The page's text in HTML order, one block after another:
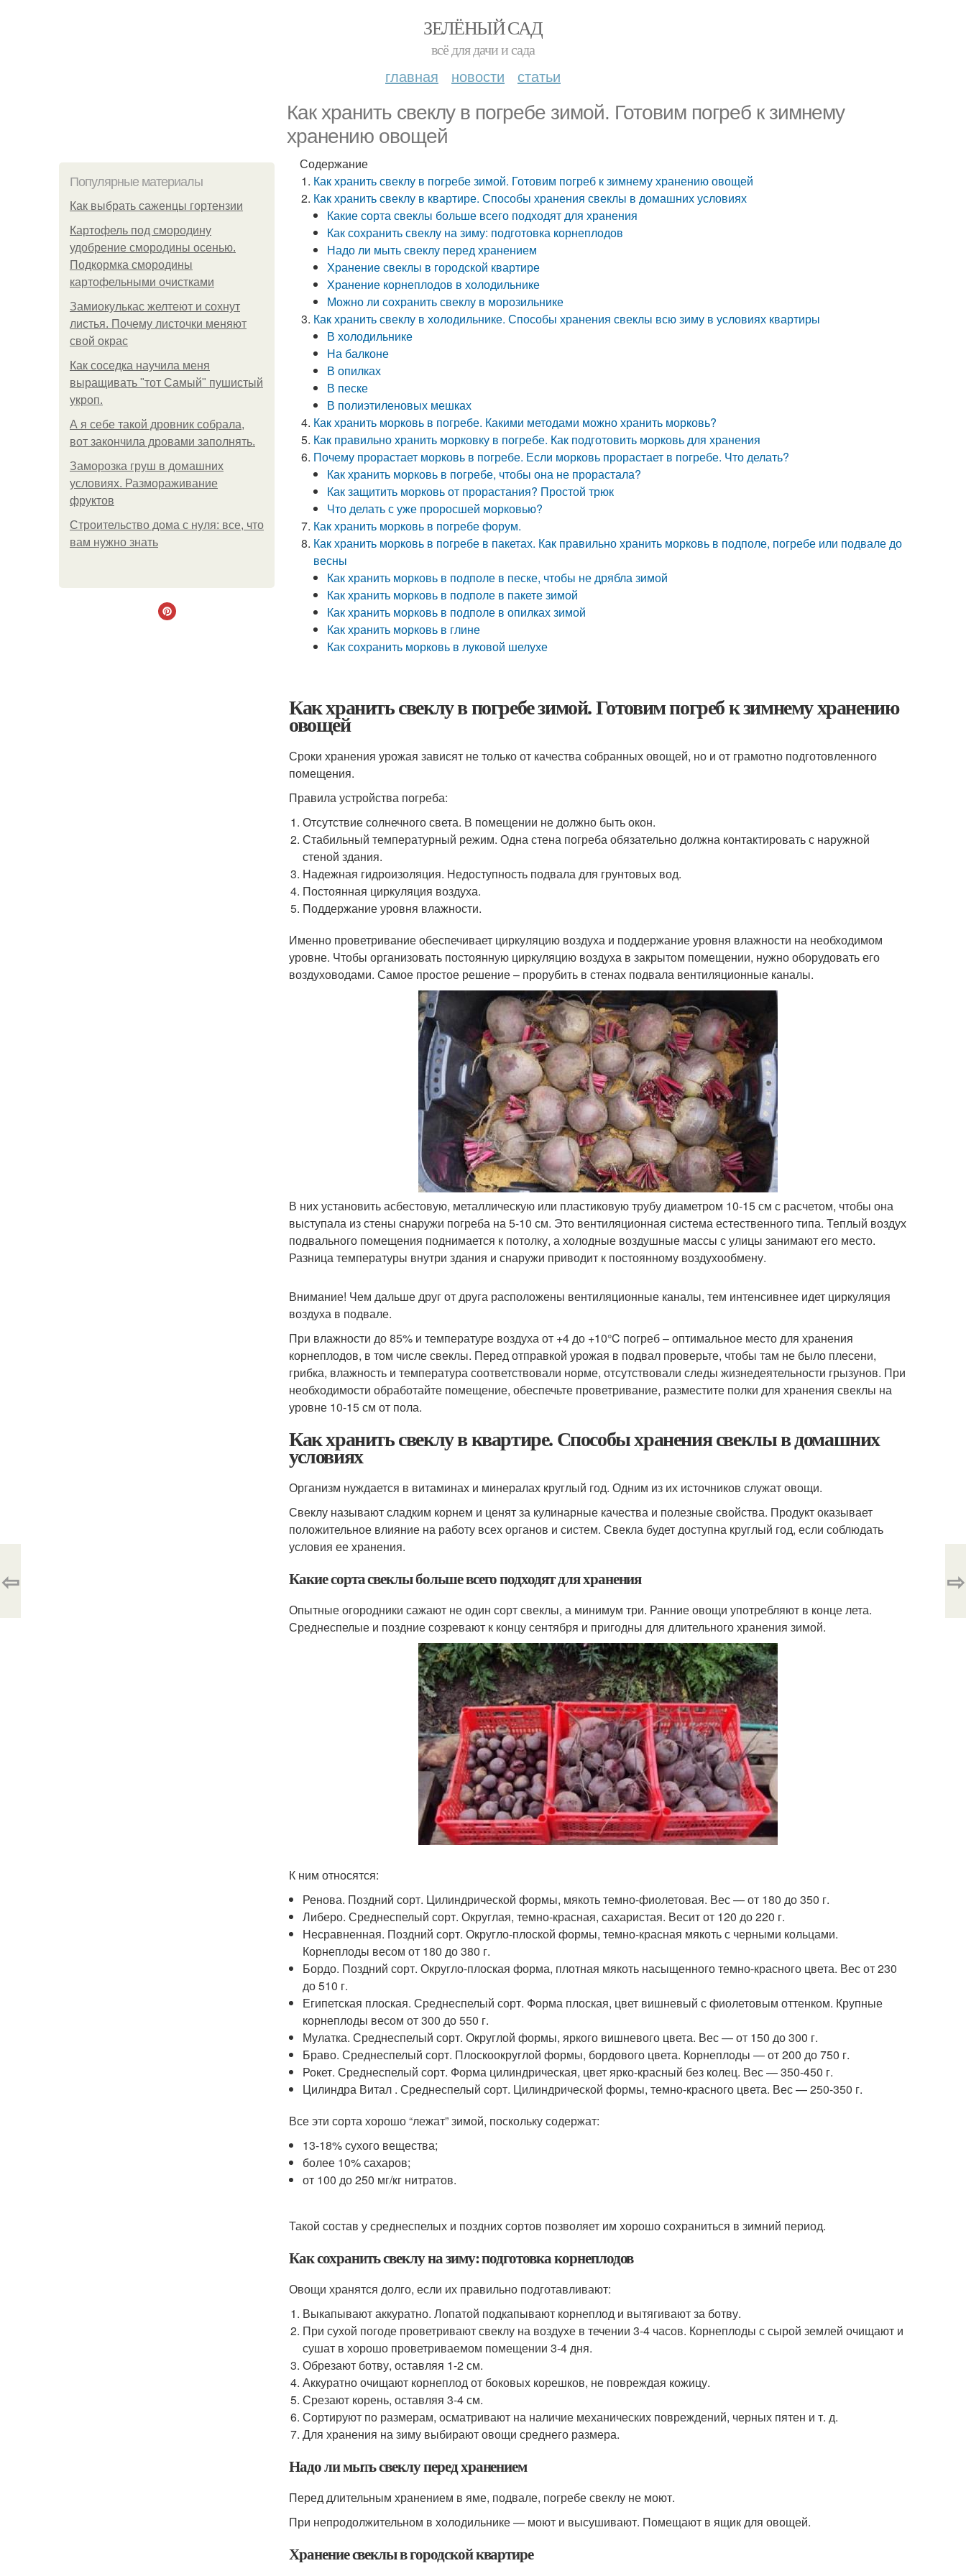
ЗЕЛЁНЫЙ САД
всё для дачи и сада
главная новости статьи
Как хранить свеклу в погребе зимой. Готовим погреб к зимнему
хранению овощей
Популярные материалы
Как выбрать саженцы гортензии
Картофель под смородину
удобрение смородины осенью.
Подкормка смородины
картофельными очистками
Замиокулькас желтеют и сохнут
листья. Почему листочки меняют
свой окрас
Как соседка научила меня
выращивать "тот Самый" пушистый
укроп.
А я себе такой дровник собрала,
вот закончила дровами заполнять.
Заморозка груш в домашних
условиях. Размораживание
фруктов
Строительство дома с нуля: все, что
вам нужно знать
Содержание
Как хранить свеклу в погребе зимой. Готовим погреб к зимнему хранению овощей
Как хранить свеклу в квартире. Способы хранения свеклы в домашних условиях
Какие сорта свеклы больше всего подходят для хранения
Как сохранить свеклу на зиму: подготовка корнеплодов
Надо ли мыть свеклу перед хранением
Хранение свеклы в городской квартире
Хранение корнеплодов в холодильнике
Можно ли сохранить свеклу в морозильнике
Как хранить свеклу в холодильнике. Способы хранения свеклы всю зиму в условиях квартиры
В холодильнике
На балконе
В опилках
В песке
В полиэтиленовых мешках
Как хранить морковь в погребе. Какими методами можно хранить морковь?
Как правильно хранить морковку в погребе. Как подготовить морковь для хранения
Почему прорастает морковь в погребе. Если морковь прорастает в погребе. Что делать?
Как хранить морковь в погребе, чтобы она не прорастала?
Как защитить морковь от прорастания? Простой трюк
Что делать с уже проросшей морковью?
Как хранить морковь в погребе форум.
Как хранить морковь в погребе в пакетах. Как правильно хранить морковь в подполе, погребе или подвале до
весны
Как хранить морковь в подполе в песке, чтобы не дрябла зимой
Как хранить морковь в подполе в пакете зимой
Как хранить морковь в подполе в опилках зимой
Как хранить морковь в глине
Как сохранить морковь в луковой шелухе
Как хранить свеклу в погребе зимой. Готовим погреб к зимнему хранению
овощей
Сроки хранения урожая зависят не только от качества собранных овощей, но и от грамотно подготовленного
помещения.
Правила устройства погреба:
Отсутствие солнечного света. В помещении не должно быть окон.
Стабильный температурный режим. Одна стена погреба обязательно должна контактировать с наружной
стеной здания.
Надежная гидроизоляция. Недоступность подвала для грунтовых вод.
Постоянная циркуляция воздуха.
Поддержание уровня влажности.
Именно проветривание обеспечивает циркуляцию воздуха и поддержание уровня влажности на необходимом
уровне. Чтобы организовать постоянную циркуляцию воздуха в закрытом помещении, нужно оборудовать его
воздуховодами. Самое простое решение – прорубить в стенах подвала вентиляционные каналы.
В них установить асбестовую, металлическую или пластиковую трубу диаметром 10-15 см с расчетом, чтобы она
выступала из стены снаружи погреба на 5-10 см. Это вентиляционная система естественного типа. Теплый воздух
подвального помещения поднимается к потолку, а холодные воздушные массы с улицы занимают его место.
Разница температуры внутри здания и снаружи приводит к постоянному воздухообмену.
Внимание! Чем дальше друг от друга расположены вентиляционные каналы, тем интенсивнее идет циркуляция
воздуха в подвале.
При влажности до 85% и температуре воздуха от +4 до +10°C погреб – оптимальное место для хранения
корнеплодов, в том числе свеклы. Перед отправкой урожая в подвал проверьте, чтобы там не было плесени,
грибка, влажность и температура соответствовали норме, отсутствовали следы жизнедеятельности грызунов. При
необходимости обработайте помещение, обеспечьте проветривание, разместите полки для хранения свеклы на
уровне 10-15 см от пола.
Как хранить свеклу в квартире. Способы хранения свеклы в домашних
условиях
Организм нуждается в витаминах и минералах круглый год. Одним из их источников служат овощи.
Свеклу называют сладким корнем и ценят за кулинарные качества и полезные свойства. Продукт оказывает
положительное влияние на работу всех органов и систем. Свекла будет доступна круглый год, если соблюдать
условия ее хранения.
Какие сорта свеклы больше всего подходят для хранения
Опытные огородники сажают не один сорт свеклы, а минимум три. Ранние овощи употребляют в конце лета.
Среднеспелые и поздние созревают к концу сентября и пригодны для длительного хранения зимой.
К ним относятся:
Ренова. Поздний сорт. Цилиндрической формы, мякоть темно-фиолетовая. Вес — от 180 до 350 г.
Либеро. Среднеспелый сорт. Округлая, темно-красная, сахаристая. Весит от 120 до 220 г.
Несравненная. Поздний сорт. Округло-плоской формы, темно-красная мякоть с черными кольцами.
Корнеплоды весом от 180 до 380 г.
Бордо. Поздний сорт. Округло-плоская форма, плотная мякоть насыщенного темно-красного цвета. Вес от 230
до 510 г.
Египетская плоская. Среднеспелый сорт. Форма плоская, цвет вишневый с фиолетовым оттенком. Крупные
корнеплоды весом от 300 до 550 г.
Мулатка. Среднеспелый сорт. Округлой формы, яркого вишневого цвета. Вес — от 150 до 300 г.
Браво. Среднеспелый сорт. Плоскоокруглой формы, бордового цвета. Корнеплоды — от 200 до 750 г.
Рокет. Среднеспелый сорт. Форма цилиндрическая, цвет ярко-красный без колец. Вес — 350-450 г.
Цилиндра Витал . Среднеспелый сорт. Цилиндрической формы, темно-красного цвета. Вес — 250-350 г.
Все эти сорта хорошо “лежат” зимой, поскольку содержат:
13-18% сухого вещества;
более 10% сахаров;
от 100 до 250 мг/кг нитратов.
Такой состав у среднеспелых и поздних сортов позволяет им хорошо сохраниться в зимний период.
Как сохранить свеклу на зиму: подготовка корнеплодов
Овощи хранятся долго, если их правильно подготавливают:
Выкапывают аккуратно. Лопатой подкапывают корнеплод и вытягивают за ботву.
При сухой погоде проветривают свеклу на воздухе в течении 3-4 часов. Корнеплоды с сырой землей очищают и
сушат в хорошо проветриваемом помещении 3-4 дня.
Обрезают ботву, оставляя 1-2 см.
Аккуратно очищают корнеплод от боковых корешков, не повреждая кожицу.
Срезают корень, оставляя 3-4 см.
Сортируют по размерам, осматривают на наличие механических повреждений, черных пятен и т. д.
Для хранения на зиму выбирают овощи среднего размера.
Надо ли мыть свеклу перед хранением
Перед длительным хранением в яме, подвале, погребе свеклу не моют.
При непродолжительном в холодильнике — моют и высушивают. Помещают в ящик для овощей.
Хранение свеклы в городской квартире
⇦ ⇨